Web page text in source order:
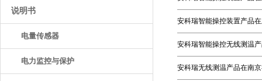
说明书
电量传感器
电力监控与保护
安科瑞智能操控装置产品
安科瑞智能操控无线测温
安科瑞无线测温产品在南